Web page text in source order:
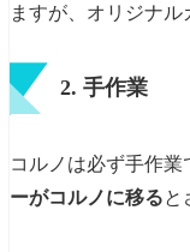
ますが、オリジナル
2. 手作業
コルノは必ず手作
ーがコルノに移ると